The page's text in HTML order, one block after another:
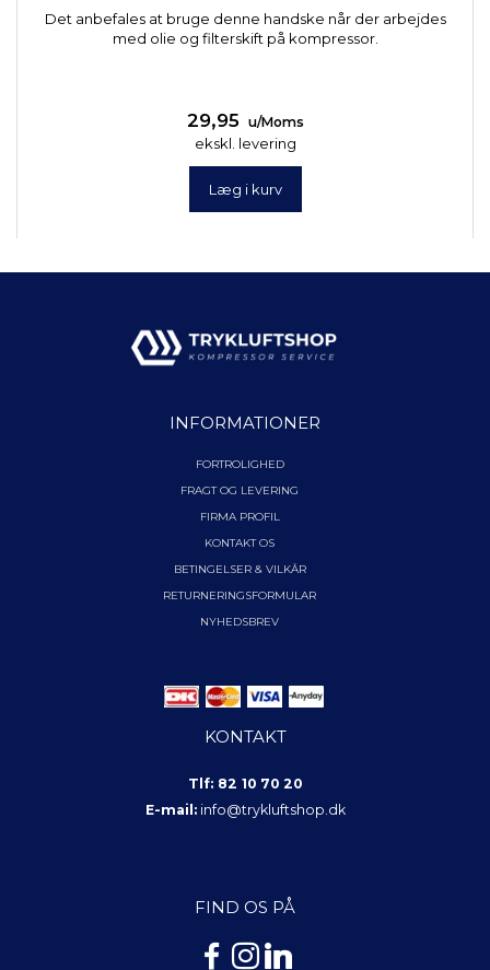
Det anbefales at bruge denne handske når der arbejdes
med olie og filterskift på kompressor.
29,95 u/Moms
ekskl. levering
Læg i kurv
INFORMATIONER
FORTROLIGHED
FRAGT OG LEVERING
FIRMA PROFIL
KONTAKT OS
BETINGELSER & VILKÅR
RETURNERINGSFORMULAR
NYHEDSBREV
KONTAKT
Tlf: 82 10 70 20
E-mail: info@trykluftshop.dk
FIND OS PÅ